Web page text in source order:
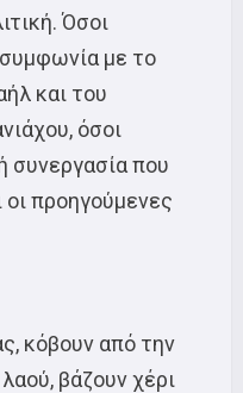
Όσοι
με το
και του
όσοι
συνεργασία που
προηγούμενες
κόβουν από την
βάζουν χέρι